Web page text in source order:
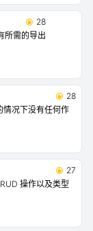
28
所需的导出
28
况下没有任何作
27
操作以及类型